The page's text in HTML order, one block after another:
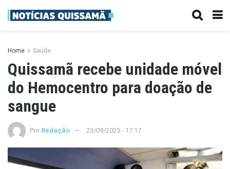
Home Saúde
Quissamã recebe unidade móvel
do Hemocentro para doação de
sangue
Por Redação 23/09/2025 - 17:17